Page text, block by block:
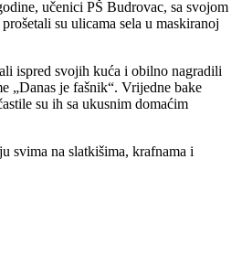
učenici PŠ Budrovac, sa svojom
su ulicama sela u maskiranoj
ispred svojih kuća i obilno nagradili
„Danas je fašnik“. Vrijedne bake
su ih sa ukusnim domaćim
svima na slatkišima, krafnama i